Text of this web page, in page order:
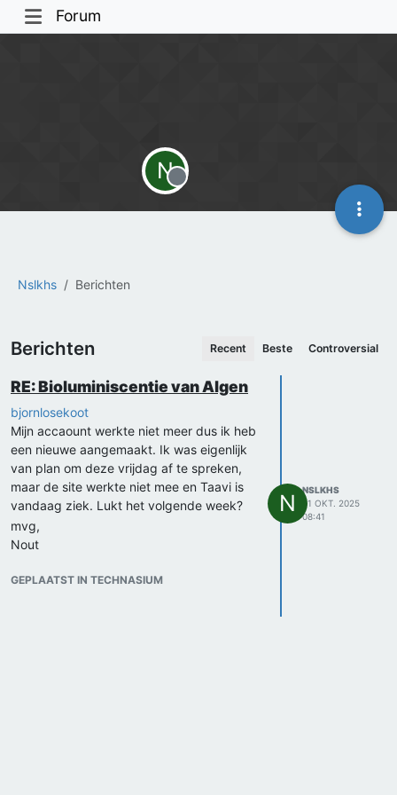
Forum
Nslkhs Berichten
N
Offline
Berichten Recent Beste Controversial
RE: Bioluminiscentie van Algen
bjornlosekoot
Mijn accaount werkte niet meer dus ik heb
een nieuwe aangemaakt. Ik was eigenlijk
van plan om deze vrijdag af te spreken,
maar de site werkte niet mee en Taavi is
vandaag ziek. Lukt het volgende week?
mvg,
Nout
GEPLAATST IN TECHNASIUM
N
NSLKHS
31 OKT. 2025
08:41